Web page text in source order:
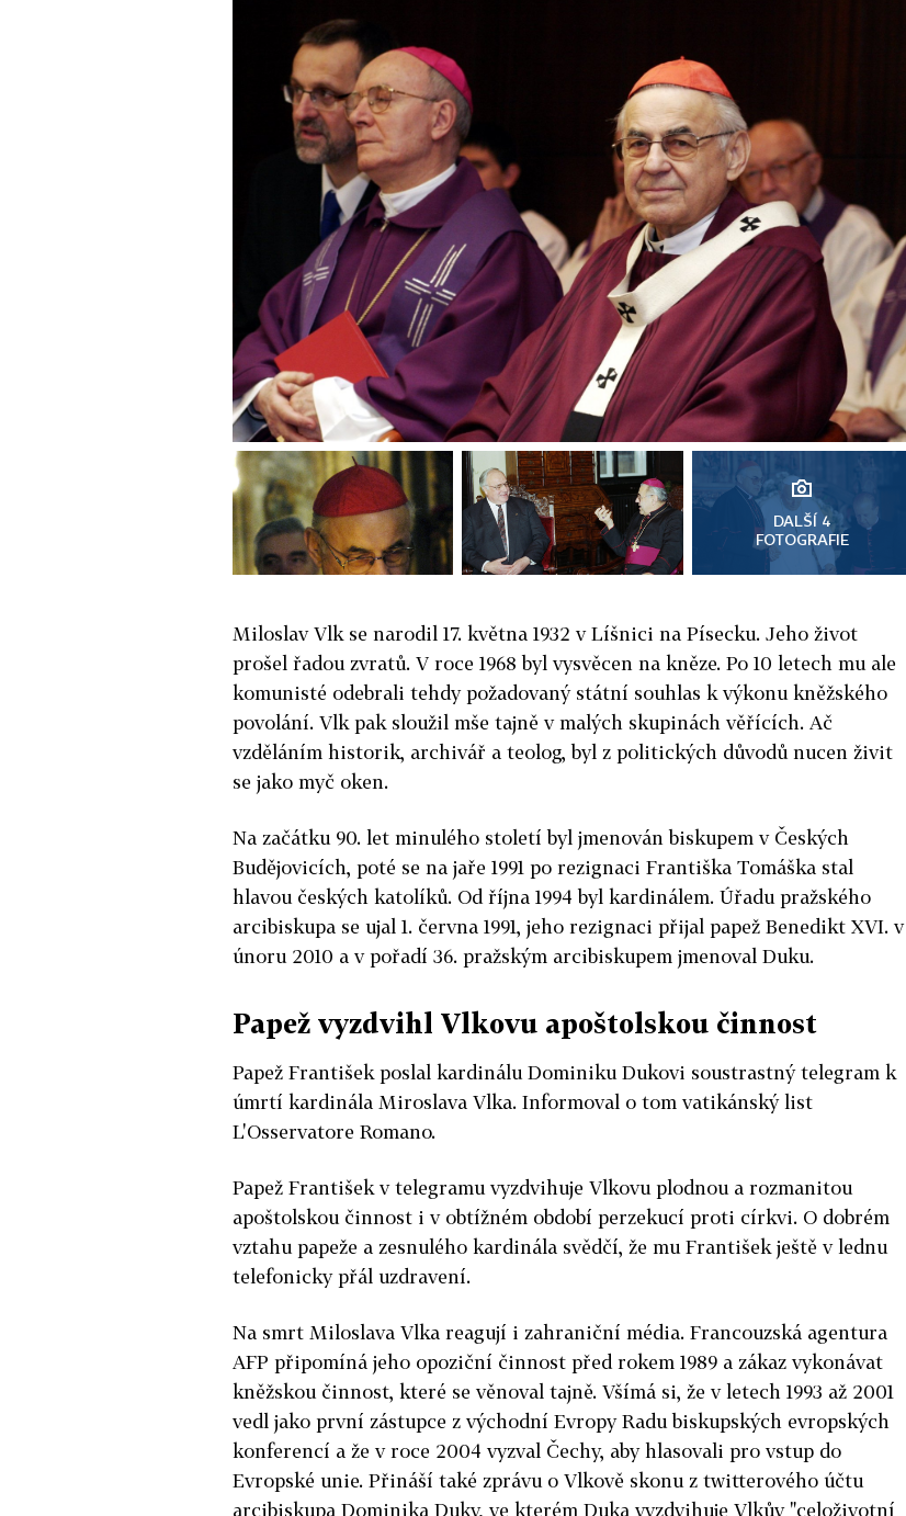
DALŠÍ 4
FOTOGRAFIE
Miloslav Vlk se narodil 17. května 1932 v Líšnici na Písecku. Jeho život
prošel řadou zvratů. V roce 1968 byl vysvěcen na kněze. Po 10 letech mu ale
komunisté odebrali tehdy požadovaný státní souhlas k výkonu kněžského
povolání. Vlk pak sloužil mše tajně v malých skupinách věřících. Ač
vzděláním historik, archivář a teolog, byl z politických důvodů nucen živit
se jako myč oken.
Na začátku 90. let minulého století byl jmenován biskupem v Českých
Budějovicích, poté se na jaře 1991 po rezignaci Františka Tomáška stal
hlavou českých katolíků. Od října 1994 byl kardinálem. Úřadu pražského
arcibiskupa se ujal 1. června 1991, jeho rezignaci přijal papež Benedikt XVI. v
únoru 2010 a v pořadí 36. pražským arcibiskupem jmenoval Duku.
Papež vyzdvihl Vlkovu apoštolskou činnost
Papež František poslal kardinálu Dominiku Dukovi soustrastný telegram k
úmrtí kardinála Miroslava Vlka. Informoval o tom vatikánský list
L'Osservatore Romano.
Papež František v telegramu vyzdvihuje Vlkovu plodnou a rozmanitou
apoštolskou činnost i v obtížném období perzekucí proti církvi. O dobrém
vztahu papeže a zesnulého kardinála svědčí, že mu František ještě v lednu
telefonicky přál uzdravení.
Na smrt Miloslava Vlka reagují i zahraniční média. Francouzská agentura
AFP připomíná jeho opoziční činnost před rokem 1989 a zákaz vykonávat
kněžskou činnost, které se věnoval tajně. Všímá si, že v letech 1993 až 2001
vedl jako první zástupce z východní Evropy Radu biskupských evropských
konferencí a že v roce 2004 vyzval Čechy, aby hlasovali pro vstup do
Evropské unie. Přináší také zprávu o Vlkově skonu z twitterového účtu
arcibiskupa Dominika Duky, ve kterém Duka vyzdvihuje Vlkův "celoživotní